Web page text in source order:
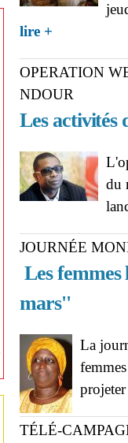
lire +
OPERATION
NDOUR
Les activités
du
JOURNÉE
Les
mars''
La
TÉLÉ-